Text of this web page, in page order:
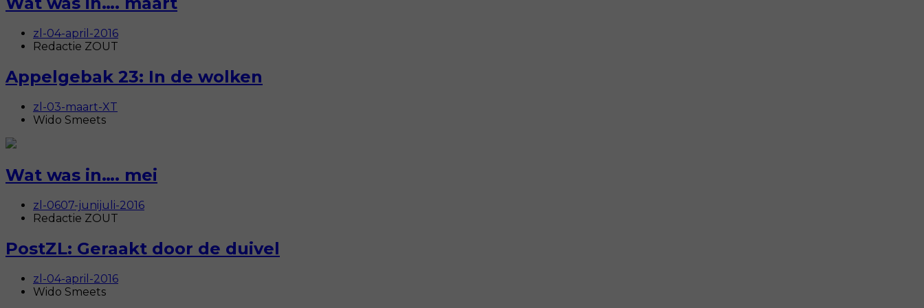
zl-04-april-2016
Redactie ZOUT
Appelgebak 23: In de wolken
zl-03-maart-XT
Wido Smeets
Wat was in…. mei
zl-0607-junijuli-2016
Redactie ZOUT
PostZL: Geraakt door de duivel
zl-04-april-2016
Wido Smeets